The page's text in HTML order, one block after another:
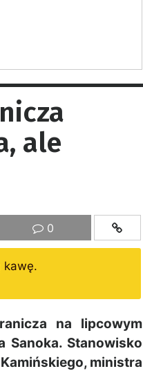
ale
0
kawę.
na lipcowym
Sanoka. Stanowisko
ministra